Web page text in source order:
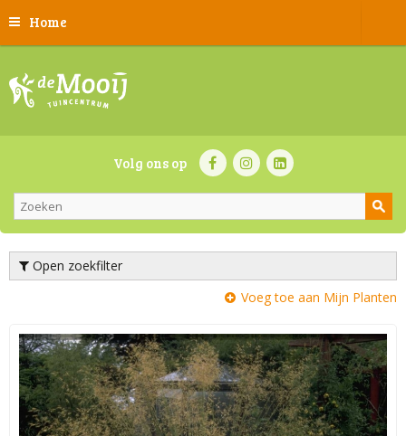
Home
Volg ons op
Open zoekfilter
Voeg toe aan Mijn Planten